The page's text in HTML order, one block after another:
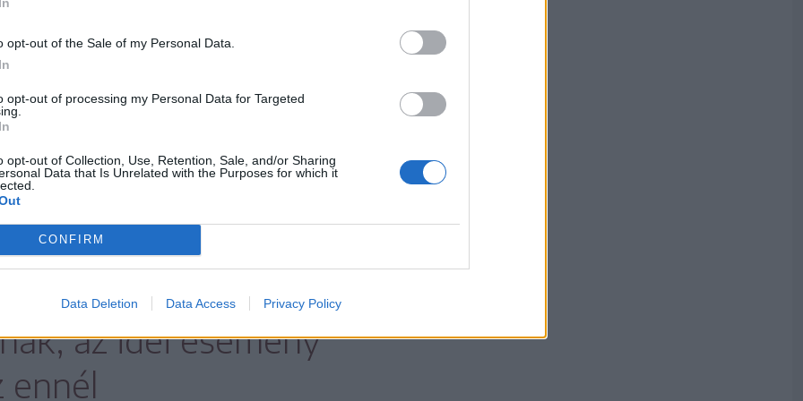
opt-out of the Sale of my Personal Data.
opt-out of processing my Personal Data for Targeted
opt-out of Collection, Use, Retention, Sale, and/or Sharing
Data that Is Unrelated with the Purposes for which it
CONFIRM
Data Deletion Data Access Privacy Policy
a
az istentiszteletet
beszélgetésekkel
egykori falustársak
amikor szülőfalujuk
volt részese
az idei esemény
ennél